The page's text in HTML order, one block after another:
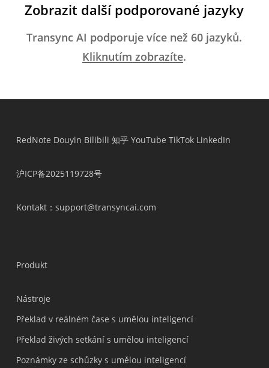
Zobrazit další podporované jazyky
Transync AI podporuje více než 60 jazyků.
Kliknutím zobrazíte.
RedNote Douyin Bilibili 知乎 YouTube TikTok LinkedIn
沪ICP备2025119728号
Kontakt：support@transyncai.com
Produkt
Nástroje
Překlad v reálném čase s umělou inteligencí
Překlad živých setkání s umělou inteligencí
Poznámky ze schůzky s umělou inteligencí